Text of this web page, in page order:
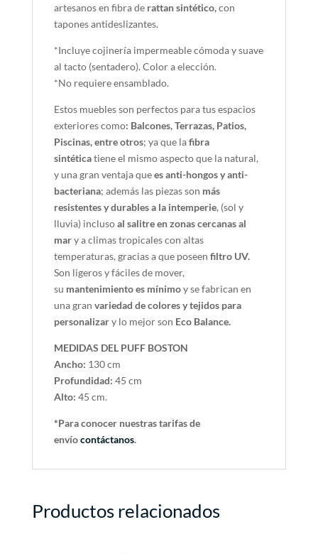
artesanos en fibra de rattan sintético,con
tapones antideslizantes.
*Incluye cojinería impermeable cómoda y suave
al tacto (sentadero). Color a elección.
*No requiere ensamblado.
Estos muebles son perfectos para tus espacios
exteriores como: Balcones, Terrazas, Patios,
Piscinas, entre otros; ya que lafibra
sintéticatiene el mismo aspecto que la natural,
y una gran ventaja quees anti-hongos y anti-
bacteriana; además las piezas son más
resistentes y durables a la intemperie, (sol y
lluvia) inclusoal salitre en zonas cercanas al
mary a climas tropicales con altas
temperaturas, gracias a que poseen filtro UV.
Son ligeros y fáciles de mover,
su mantenimiento es mínimoy se fabrican en
una gran variedad de colores y tejidos para
personalizary lo mejor son Eco Balance.
MEDIDAS DEL PUFF BOSTON
Ancho: 130 cm
Profundidad: 45 cm
Alto: 45 cm.
*Para conocer nuestras tarifas de
envíocontáctanos.
Productos relacionados